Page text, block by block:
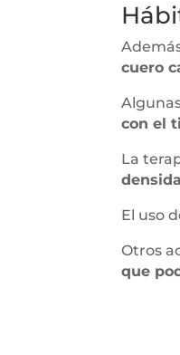
cuero
con el
La
El uso
Otros
que